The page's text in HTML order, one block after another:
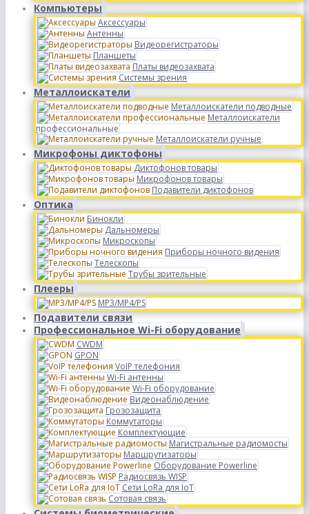
Компьютеры
Аксессуары
Антенны
Видеорегистраторы
Планшеты
Платы видеозахвата
Системы зрения
Металлоискатели
Металлоискатели подводные
Металлоискатели
профессиональные
Металлоискатели ручные
Микрофоны диктофоны
Диктофонов товары
Микрофонов товары
Подавители диктофонов
Оптика
Бинокли
Дальномеры
Микроскопы
Приборы ночного видения
Телескопы
Трубы зрительные
Плееры
MP3/MP4/PS
Подавители связи
Профессиональное Wi-Fi оборудование
CWDM
GPON
VoIP телефония
Wi-Fi антенны
Wi-Fi оборудование
Видеонаблюдение
Грозозащита
Коммутаторы
Комплектующие
Магистральные радиомосты
Маршрутизаторы
Оборудование Powerline
Радиосвязь WISP
Сети LoRa для IoT
Сотовая связь